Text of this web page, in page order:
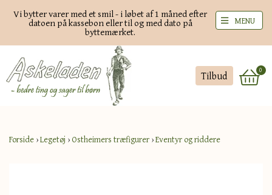
Vi bytter varer med et smil - i løbet af 1 måned efter
datoen på kassebon eller til og med dato på
byttemærket.
Tilbud 0
MENU
Forside ›Legetøj › Ostheimers træfigurer ›Eventyr og riddere